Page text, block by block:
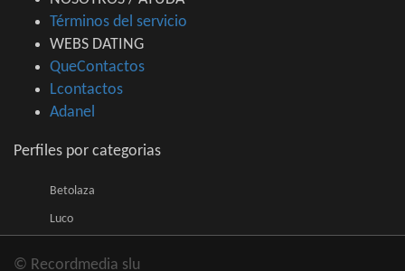
Términos del servicio
WEBS DATING
QueContactos
Lcontactos
Adanel
Perfiles por categorias
Betolaza
Luco
© Recordmedia slu